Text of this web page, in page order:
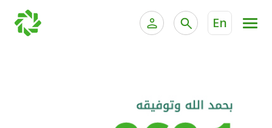
En
الخدمات المصرفية الإلكترونية للشركات
الحسابات المصرفية